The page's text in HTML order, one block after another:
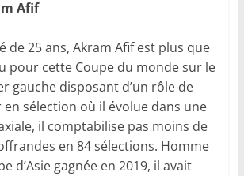
Afif
de 25 ans, Akram Afif est plus que
pour cette Coupe du monde sur le
gauche disposant d’un rôle de
sélection où il évolue dans une
il comptabilise pas moins de
en 84 sélections. Homme
d’Asie gagnée en 2019, il avait